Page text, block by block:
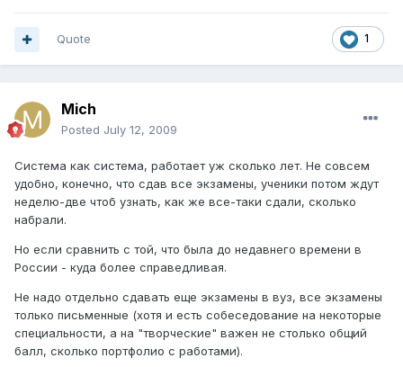
1
Quote
Mich
Posted July 12, 2009
Система как система, работает уж сколько лет. Не совсем
удобно, конечно, что сдав все экзамены, ученики потом ждут
неделю-две чтоб узнать, как же все-таки сдали, сколько
набрали.
Но если сравнить с той, что была до недавнего времени в
России - куда более справедливая.
Не надо отдельно сдавать еще экзамены в вуз, все экзамены
только письменные (хотя и есть собеседование на некоторые
специальности, а на "творческие" важен не столько общий
балл, сколько портфолио с работами).